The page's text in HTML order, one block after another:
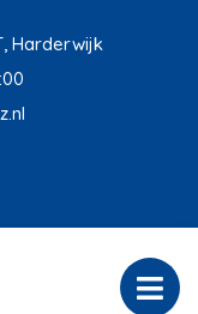
Harderwijk